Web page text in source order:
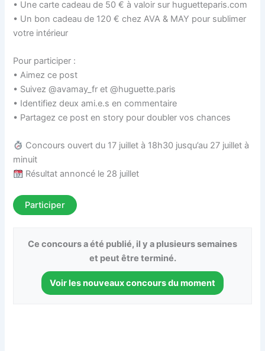
• Une carte cadeau de 50 € à valoir sur huguetteparis.com
• Un bon cadeau de 120 € chez AVA & MAY pour sublimer
votre intérieur
Pour participer :
• Aimez ce post
• Suivez @avamay_fr et @huguette.paris
• Identifiez deux ami.e.s en commentaire
• Partagez ce post en story pour doubler vos chances
Concours ouvert du 17 juillet à 18h30 jusqu’au 27 juillet à
minuit
Résultat annoncé le 28 juillet
Participer
Ce concours a été publié, il y a plusieurs semaines
et peut être terminé.
Voir les nouveaux concours du moment